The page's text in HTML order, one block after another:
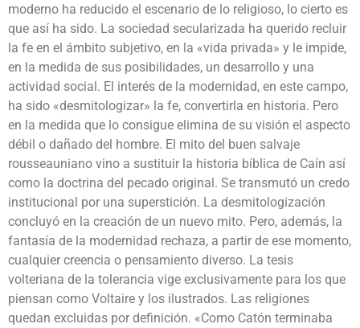
moderno ha reducido el escenario de lo religioso, lo cierto es
que así ha sido. La sociedad secularizada ha querido recluir
la fe en el ámbito subjetivo, en la «vida privada» y le impide,
en la medida de sus posibilidades, un desarrollo y una
actividad social. El interés de la modernidad, en este campo,
ha sido «desmitologizar» la fe, convertirla en historia. Pero
en la medida que lo consigue elimina de su visión el aspecto
débil o dañado del hombre. El mito del buen salvaje
rousseauniano vino a sustituir la historia bíblica de Caín así
como la doctrina del pecado original. Se transmutó un credo
institucional por una superstición. La desmitologización
concluyó en la creación de un nuevo mito. Pero, además, la
fantasía de la modernidad rechaza, a partir de ese momento,
cualquier creencia o pensamiento diverso. La tesis
volteriana de la tolerancia vige exclusivamente para los que
piensan como Voltaire y los ilustrados. Las religiones
quedan excluidas por definición. «Como Catón terminaba